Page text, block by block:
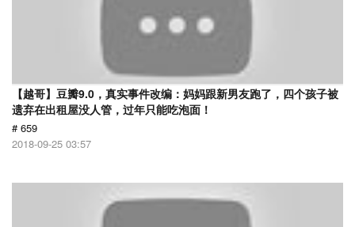
【越哥】豆瓣9.0，真实事件改编：妈妈跟新男友跑了，四个孩子被
遗弃在出租屋没人管，过年只能吃泡面！
# 659
2018-09-25 03:57